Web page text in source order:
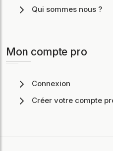
Qui sommes nous ?
Mon compte pro
Connexion
Créer votre compte